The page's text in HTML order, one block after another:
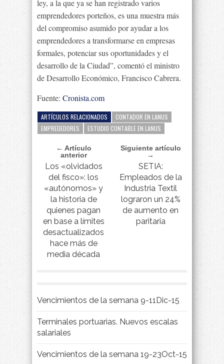
ley, a la que ya se han registrado varios
emprendedores porteños, es una muestra más
del compromiso asumido por ayudar a los
emprendedores a transformarse en empresas
formales, potenciar sus oportunidades y el
desarrollo de la Ciudad”, comentó el ministro
de Desarrollo Económico, Francisco Cabrera.
Fuente: Cronista.com
ARTÍCULOS RELACIONADOS
CONTADOR EN LANUS
EMPREDEDORES
ESTUDIO CONTABLE EN LANUS
← Artículo
anterior
Los «olvidados
del fisco»: los
«autónomos» y
la historia de
quienes pagan
en base a límites
desactualizados
hace más de
media década
Siguiente artículo
→
SETIA:
Empleados de la
Industria Textil
lograron un 24%
de aumento en
paritaria
Vencimientos de la semana 9-11Dic-15
Terminales portuarias. Nuevos escalas
salariales
Vencimientos de la semana 19-23Oct-15